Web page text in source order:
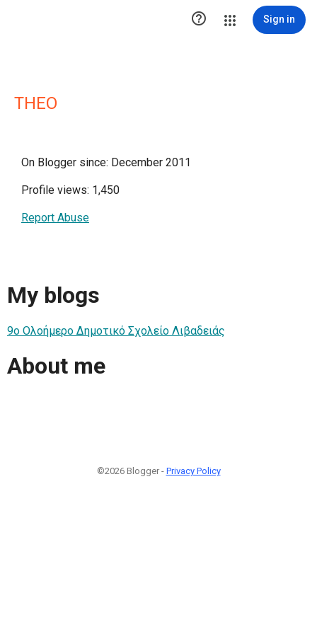
 Sign in
ΤΗΕΟ
On Blogger since: December 2011
Profile views: 1,450
Report Abuse
My blogs
9ο Ολοήμερο Δημοτικό Σχολείο Λιβαδειάς
About me
©2026 Blogger - Privacy Policy